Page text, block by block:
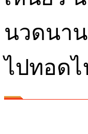
นวดนา
ไปทอด